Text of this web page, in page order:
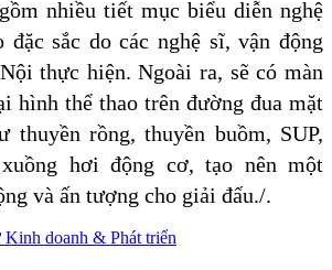
nhiều tiết mục biểu diễn nghệ
đặc sắc do các nghệ sĩ, vận động
thực hiện. Ngoài ra, sẽ có màn
hình thể thao trên đường đua mặt
thuyền rồng, thuyền buồm, SUP,
hơi động cơ, tạo nên một
và ấn tượng cho giải đấu./.
doanh & Phát triển